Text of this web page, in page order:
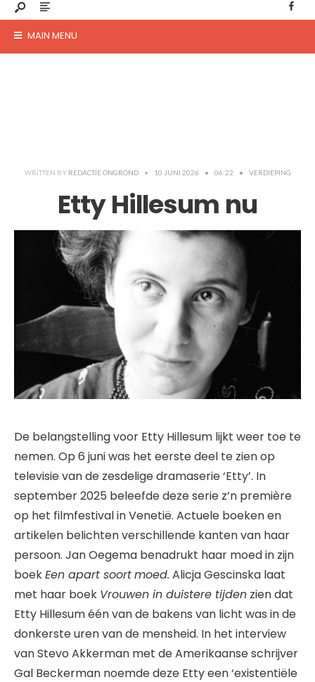
MAIN MENU
WRITTEN BY REDACTIE ONGROND • 10 JUNI 2026 • 06:22 • VERDIEPING
Etty Hillesum nu
De belangstelling voor Etty Hillesum lijkt weer toe te
nemen. Op 6 juni was het eerste deel te zien op
televisie van de zesdelige dramaserie ‘Etty’. In
september 2025 beleefde deze serie z’n première
op het filmfestival in Venetië. Actuele boeken en
artikelen belichten verschillende kanten van haar
persoon. Jan Oegema benadrukt haar moed in zijn
boekEen apart soortmoed. Alicja Gescinska laat
met haar boek Vrouwen in duistere tijden zien dat
Etty Hillesum één van de bakens van licht was in de
donkerste uren van de mensheid. In het interview
van Stevo Akkerman met de Amerikaanse schrijver
Gal Beckerman noemde deze Etty een ‘existentiële